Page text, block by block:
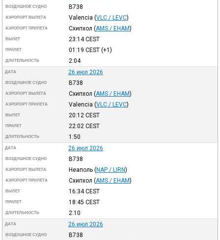
ВОЗДУШНОЕ СУДНО B738
АЭРОПОРТ ВЫЛЕТА Valencia (VLC / LEVC)
АЭРОПОРТ ПРИЛЕТА Схипхол (AMS / EHAM)
ВЫЛЕТ 23:14CEST
ПРИЛЕТ 01:19 CEST(+1)
ДЛИТЕЛЬНОСТЬ 2:04
ДАТА 26 июл 2026
ВОЗДУШНОЕ СУДНО B738
АЭРОПОРТ ВЫЛЕТА Схипхол (AMS / EHAM)
АЭРОПОРТ ПРИЛЕТА Valencia (VLC / LEVC)
ВЫЛЕТ 20:12 CEST
ПРИЛЕТ 22:02 CEST
ДЛИТЕЛЬНОСТЬ 1:50
ДАТА 26 июл 2026
ВОЗДУШНОЕ СУДНО B738
АЭРОПОРТ ВЫЛЕТА Неаполь (NAP / LIRN)
АЭРОПОРТ ПРИЛЕТА Схипхол (AMS / EHAM)
ВЫЛЕТ 16:34CEST
ПРИЛЕТ 18:45 CEST
ДЛИТЕЛЬНОСТЬ 2:10
ДАТА 26 июл 2026
ВОЗДУШНОЕ СУДНО B738